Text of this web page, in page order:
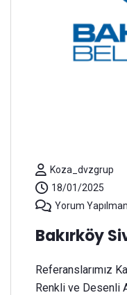
Koza_dvzgrup
18/01/2025
Yorum
Bakırköy
Referanslarımız
Renkli ve Desenli